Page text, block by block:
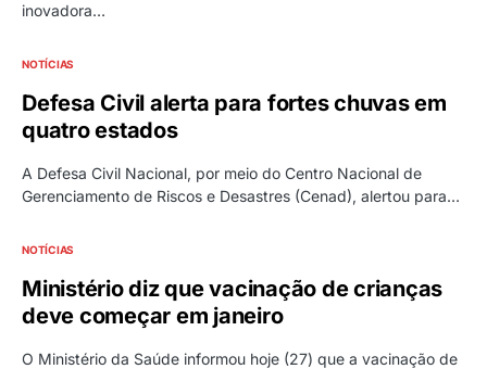
inovadora…
NOTÍCIAS
Defesa Civil alerta para fortes chuvas em
quatro estados
A Defesa Civil Nacional, por meio do Centro Nacional de
Gerenciamento de Riscos e Desastres (Cenad), alertou para…
NOTÍCIAS
Ministério diz que vacinação de crianças
deve começar em janeiro
O Ministério da Saúde informou hoje (27) que a vacinação de